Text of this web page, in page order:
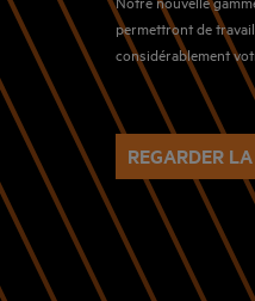
permettront de
considérablement
REGARDER